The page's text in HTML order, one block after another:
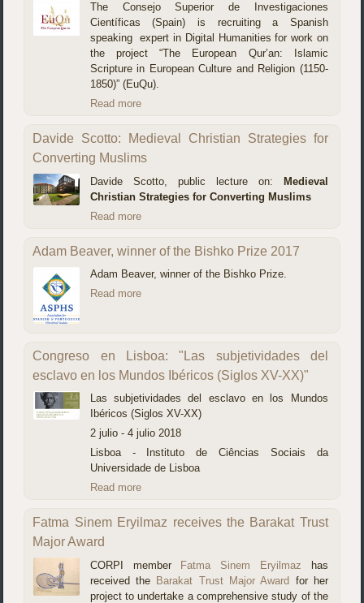
The Consejo Superior de Investigaciones
Científicas (Spain) is recruiting a Spanish
speaking expert in Digital Humanities for work on
the project “The European Qur’an: Islamic
Scripture in European Culture and Religion (1150-
1850)” (EuQu).
Read more
Davide Scotto: Medieval Christian Strategies for
Converting Muslims
Davide Scotto, public lecture on: Medieval
Christian Strategies for Converting Muslims
Read more
Adam Beaver, winner of the Bishko Prize 2017
Adam Beaver, winner of the Bishko Prize.
Read more
Congreso en Lisboa: "Las subjetividades del
esclavo en los Mundos Ibéricos (Siglos XV-XX)"
Las subjetividades del esclavo en los Mundos
Ibéricos (Siglos XV-XX)
2 julio - 4 julio 2018
Lisboa - Instituto de Ciências Sociais da
Universidade de Lisboa
Read more
Fatma Sinem Eryilmaz receives the Barakat Trust
Major Award
CORPI member Fatma Sinem Eryilmaz has
received the Barakat Trust Major Award for her
project to undertake a comprehensive study of the